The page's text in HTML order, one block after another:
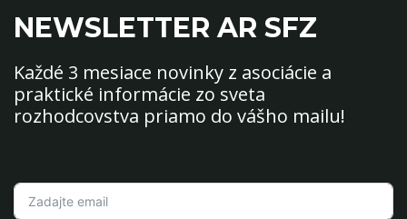
NEWSLETTER AR SFZ
Každé 3 mesiace novinky z asociácie a
praktické informácie zo sveta
rozhodcovstva priamo do vášho mailu!